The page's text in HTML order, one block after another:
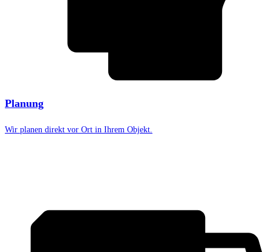
Planung
Wir planen direkt vor Ort in Ihrem Objekt.